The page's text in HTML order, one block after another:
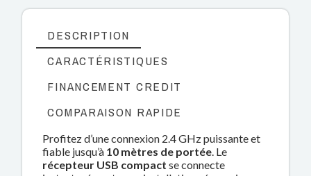
DESCRIPTION
CARACTÉRISTIQUES
FINANCEMENT CREDIT
COMPARAISON RAPIDE
Profitez d’une connexion 2.4 GHz puissante et
fiable jusqu’à 10 mètres de portée. Le
récepteur USB compact se connecte